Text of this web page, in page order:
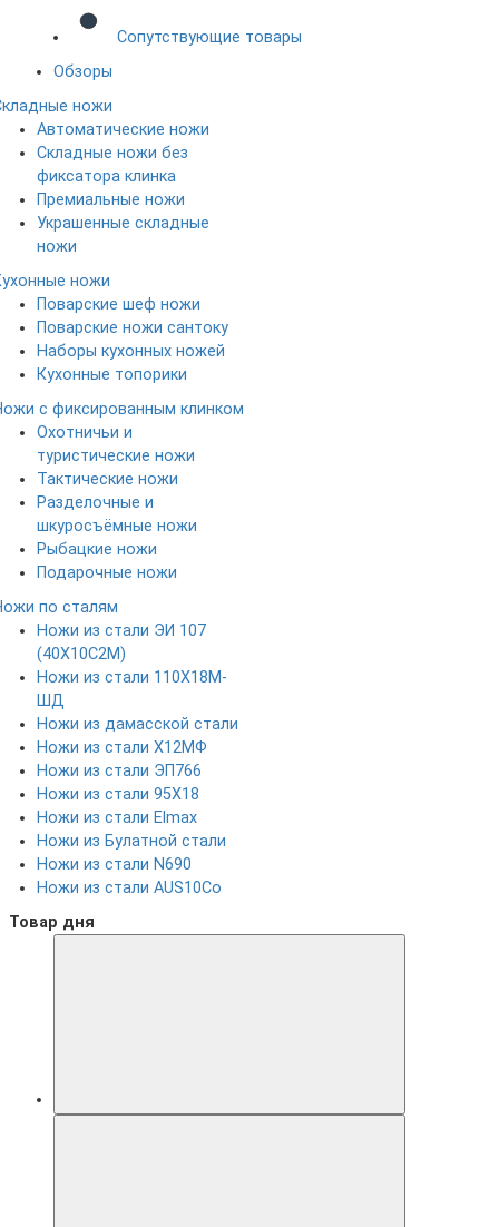
Сопутствующие товары
Обзоры
ножи
Автоматические ножи
Складные ножи без
фиксатора клинка
Премиальные ножи
Украшенные складные
ножи
ножи
Поварские шеф ножи
Поварские ножи сантоку
Наборы кухонных ножей
Кухонные топорики
с фиксированным клинком
Охотничьи и
туристические ножи
Тактические ножи
Разделочные и
шкуросъёмные ножи
Рыбацкие ножи
Подарочные ножи
по сталям
Ножи из стали ЭИ 107
(40Х10С2М)
Ножи из стали 110Х18М-
ШД
Ножи из дамасской стали
Ножи из стали Х12МФ
Ножи из стали ЭП766
Ножи из стали 95Х18
Ножи из стали Elmax
Ножи из Булатной стали
Ножи из стали N690
Ножи из стали AUS10Co
Товар дня